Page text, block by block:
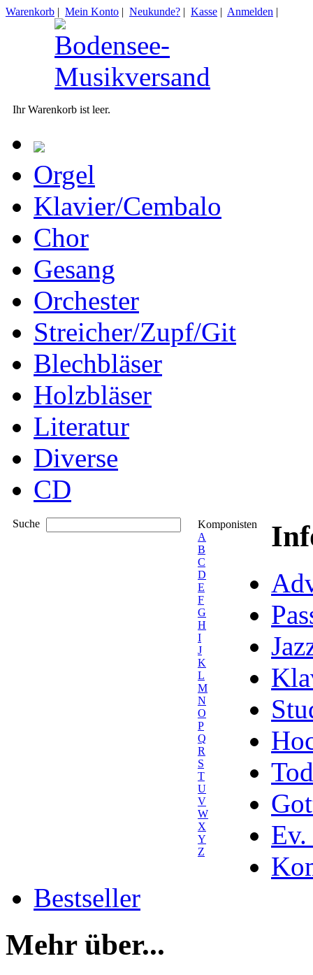
Warenkorb | Mein Konto | Neukunde? | Kasse | Anmelden |
Ihr Warenkorb ist leer.
Orgel
Klavier/Cembalo
Chor
Gesang
Orchester
Streicher/Zupf/Git
Blechbläser
Holzbläser
Literatur
Diverse
CD
Suche
Komponisten
A
B
C
D
E
F
G
H
I
J
K
L
M
N
O
P
Q
R
S
T
U
V
W
X
Y
Z
Ev.
Bestseller
Mehr über...